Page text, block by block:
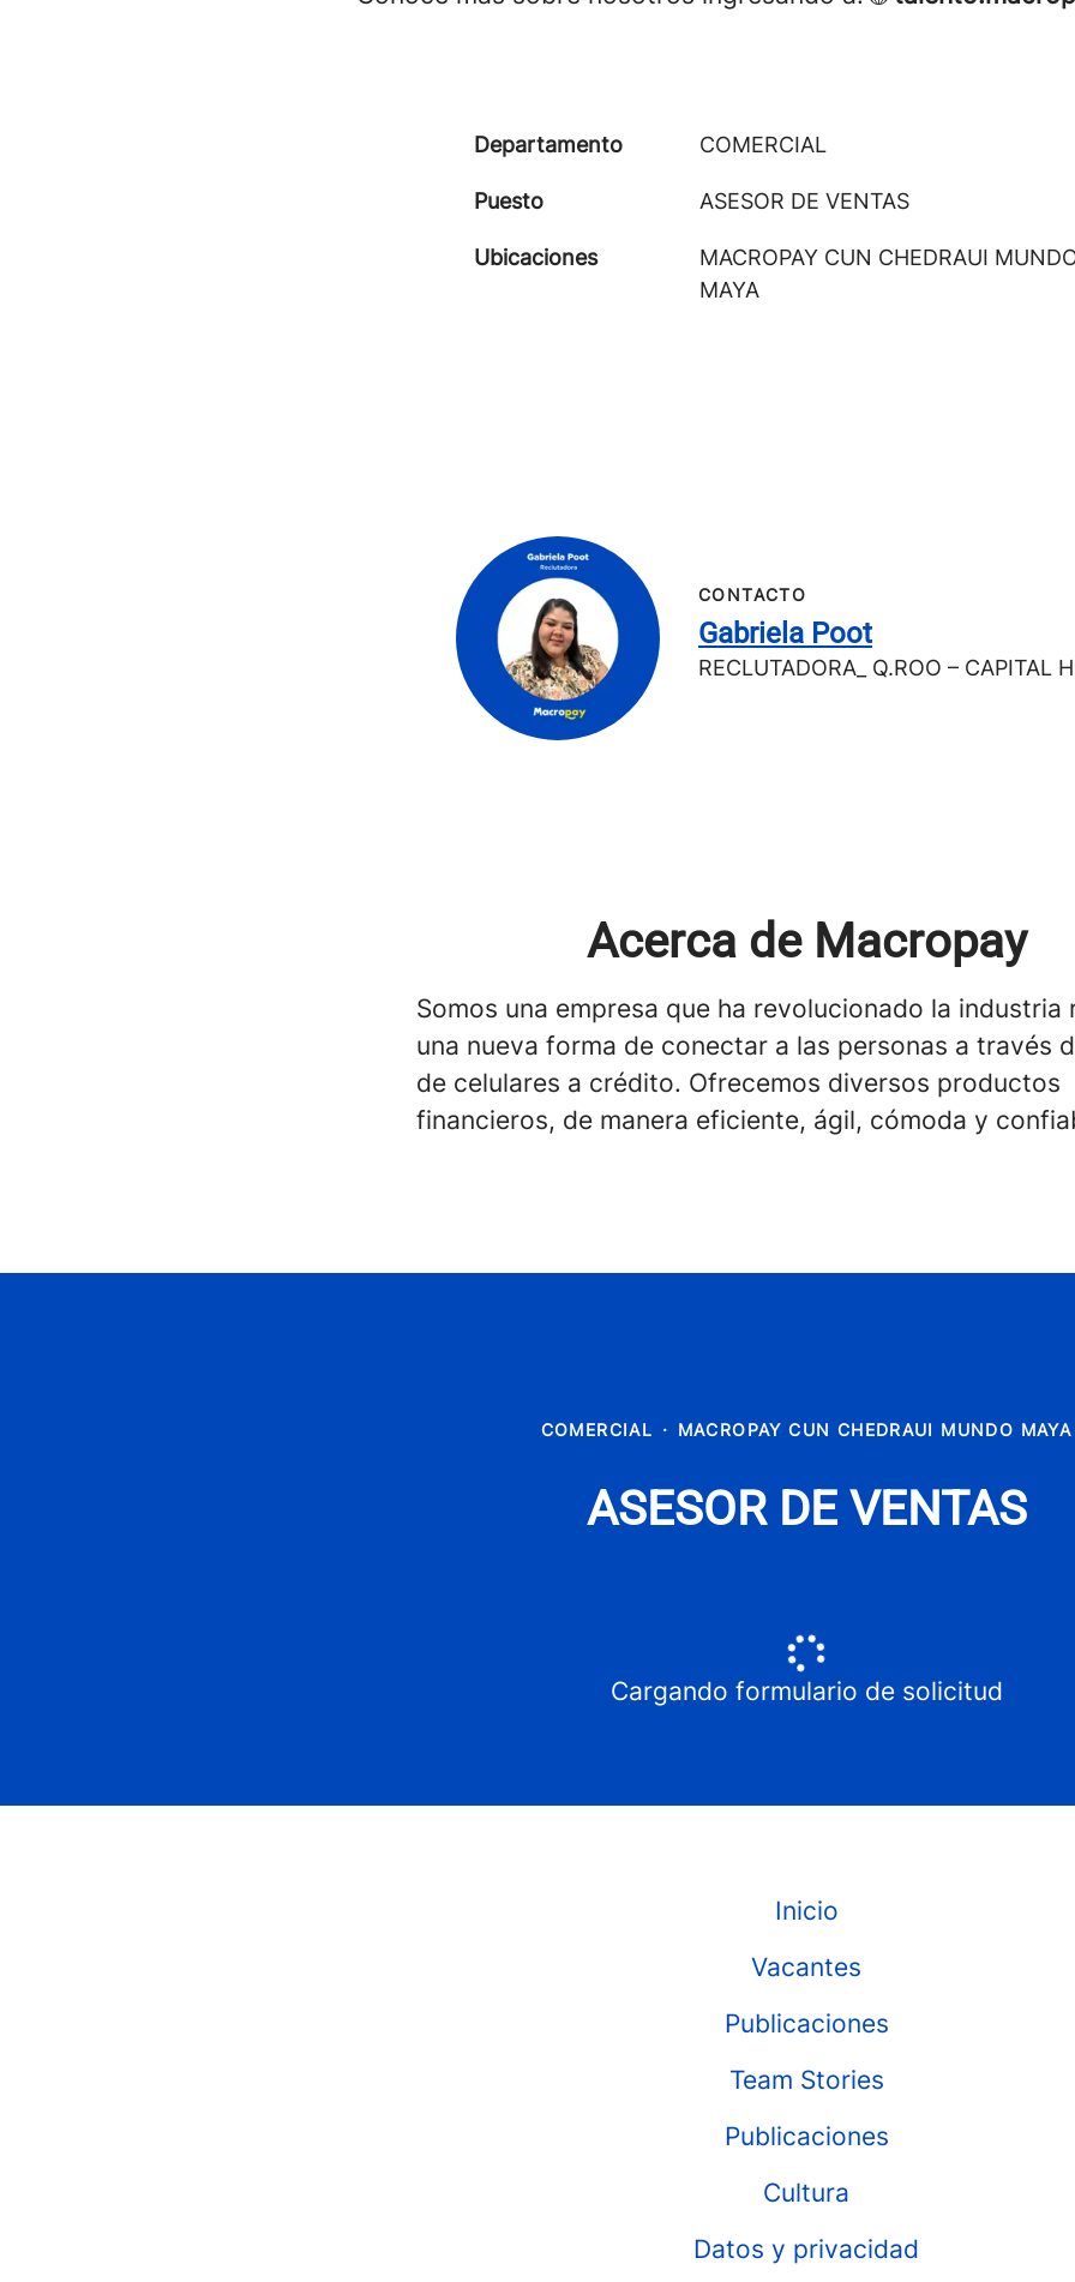
Departamento COMERCIAL
Puesto ASESOR DE VENTAS
Ubicaciones
MACROPAY CUN CHEDRAUI
MAYA
CONTACTO
Gabriela Poot
RECLUTADORA_ Q.ROO – CAPITAL
Acerca de Macropay
Somos una empresa que ha revolucionado la industria
una nueva forma de conectar a las personas a través
de celulares a crédito. Ofrecemos diversos productos
financieros, de manera eficiente, ágil, cómoda y
COMERCIAL · MACROPAY CUN CHEDRAUI MUNDO MAYA
ASESOR DE VENTAS
Cargando formulario de solicitud
Inicio
Vacantes
Publicaciones
Team Stories
Publicaciones
Cultura
Datos y privacidad